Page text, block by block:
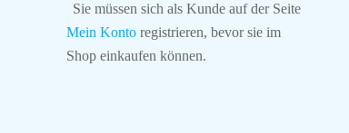
Sie müssen sich als Kunde auf der Seite
Mein Kontoregistrieren, bevor sie im
Shop einkaufen können.